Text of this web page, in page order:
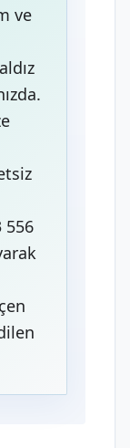
ve
556